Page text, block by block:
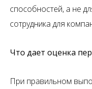
способностей, а не
сотрудника для
Что дает оценка
При правильном